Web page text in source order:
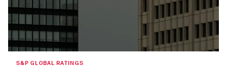
S&P GLOBAL RATINGS